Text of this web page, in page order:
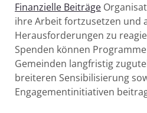
Finanzielle Beiträge
ihre Arbeit fortzusetzen und
Herausforderungen zu
Spenden können
Gemeinden langfristig
breiteren Sensibilisierung
Engagementinitiativen